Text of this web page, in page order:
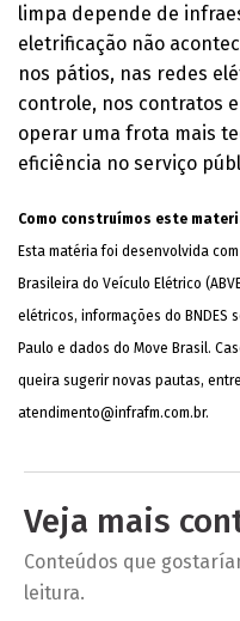
limpa depende de
eletrificação não
nos pátios, nas redes
controle, nos contratos
operar uma frota mais
eficiência no serviço
Como construímos este
Esta matéria foi desenvolvida
Brasileira do Veículo Elétrico
elétricos, informações do
Paulo e dados do Move Brasil.
queira sugerir novas pautas,
atendimento@infrafm.com.br.
Veja mais
Conteúdos que
leitura.